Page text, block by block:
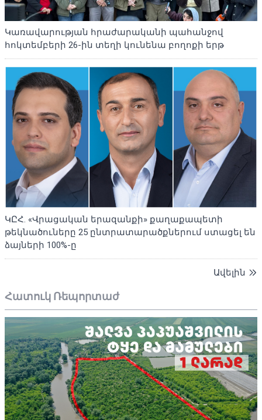
Կառավարության հրաժարականի պահանջով
հոկտեմբերի 26-ին տեղի կունենա բողոքի երթ
ԿԸՀ. «Վրացական երազանքի» քաղաքապետի
թեկնածուները 25 ընտրատարածքներում ստացել են
ձայների 100%-ը
Ավելին
Հատուկ Ռեպորտաժ